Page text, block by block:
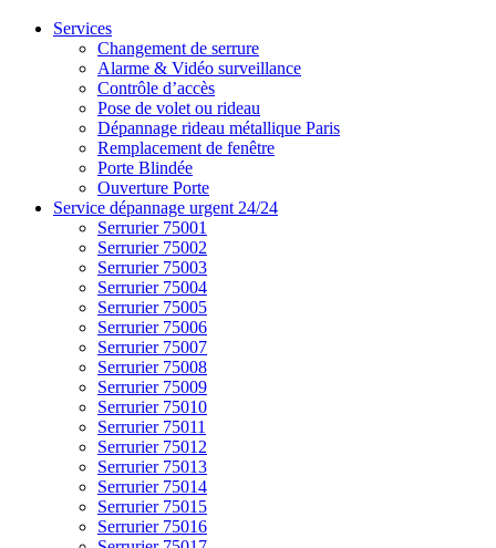
Services
Changement de serrure
Alarme & Vidéo surveillance
Contrôle d’accès
Pose de volet ou rideau
Dépannage rideau métallique Paris
Remplacement de fenêtre
Porte Blindée
Ouverture Porte
Service dépannage urgent 24/24
Serrurier 75001
Serrurier 75002
Serrurier 75003
Serrurier 75004
Serrurier 75005
Serrurier 75006
Serrurier 75007
Serrurier 75008
Serrurier 75009
Serrurier 75010
Serrurier 75011
Serrurier 75012
Serrurier 75013
Serrurier 75014
Serrurier 75015
Serrurier 75016